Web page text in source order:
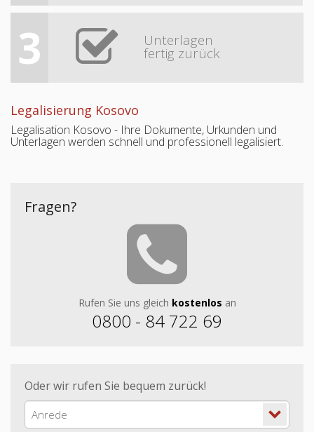
3 Unterlagen
fertig zurück
Legalisierung Kosovo
Legalisation Kosovo - Ihre Dokumente, Urkunden und
Unterlagen werden schnell und professionell legalisiert.
Fragen?
Rufen Sie uns gleich kostenlos an
0800 - 84 722 69
Oder wir rufen Sie bequem zurück!
Anrede